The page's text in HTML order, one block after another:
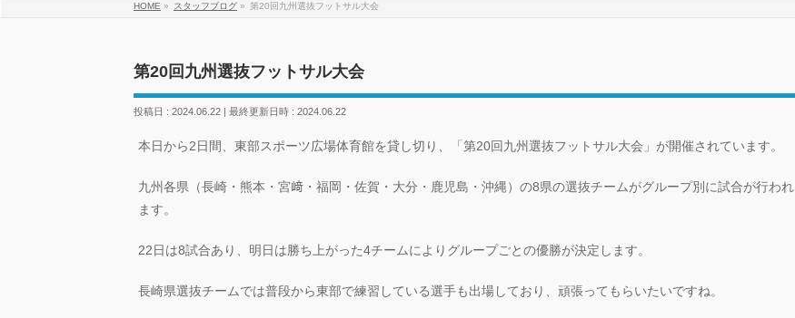
HOME » スタッフブログ » 第20回九州選抜フットサル大会
第20回九州選抜フットサル大会
投稿日 : 2024.06.22 最終更新日時 : 2024.06.22
本日から2日間、東部スポーツ広場体育館を貸し切り、「第20回九州選抜フットサル大会」が開催されています。
九州各県（長崎・熊本・宮﨑・福岡・佐賀・大分・鹿児島・沖縄）の8県の選抜チームがグループ別に試合が行われ
ます。
22日は8試合あり、明日は勝ち上がった4チームによりグループごとの優勝が決定します。
長崎県選抜チームでは普段から東部で練習している選手も出場しており、頑張ってもらいたいですね。